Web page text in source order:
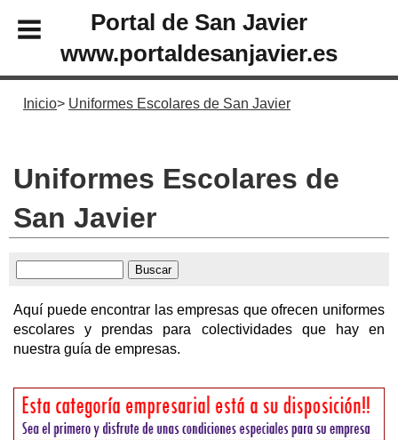
Portal de San Javier
www.portaldesanjavier.es
Inicio Uniformes Escolares de San Javier
Uniformes Escolares de
San Javier
Aquí puede encontrar las empresas que ofrecen uniformes
escolares y prendas para colectividades que hay en
nuestra guía de empresas.